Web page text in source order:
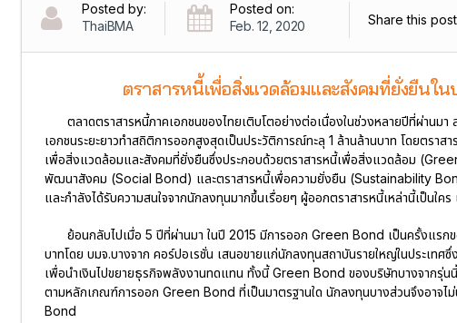
Posted by:
ThaiBMA
Posted on:
Feb. 12, 2020
Share this
ตราสารหนี้เพื่อสิ่งแวดล้อมและสังคมที่ยั่งยืนใน
ตลาดตราสารหนี้ภาคเอกชนของไทยเติบโตอย่างต่อเนื่องในช่วงหลายปีที่ผ่านมา
เอกชนระยะยาวทำสถิติการออกสูงสุดเป็นประวัติการณ์ทะลุ 1 ล้านล้านบาท โดยตราส
เพื่อสิ่งแวดล้อมและสังคมที่ยั่งยืนซึ่งประกอบด้วยตราสารหนี้เพื่อสิ่งแวดล้อม
พัฒนาสังคม (Social Bond) และตราสารหนี้เพื่อความยั่งยืน (Sustainability
และกำลังได้รับความสนใจจากนักลงทุนมากขึ้นเรื่อยๆ ผู้ออกตราสารหนี้เหล่านี้เป็นใคร
ย้อนกลับไปเมื่อ 5 ปีที่ผ่านมา ในปี 2015 มีการออก Green Bond เป็นครั้งแรก
บาทโดย บมจ.บางจาก คอร์ปอเรชั่น เสนอขายแก่นักลงทุนสถาบันรายใหญ่ในประเทศ
เพื่อนำเงินไปขยายธุรกิจพลังงานทดแทน ทั้งนี้ Green Bond ของบริษัทบางจากรุ่นนี้
ตามหลักเกณฑ์การออก Green Bond ที่เป็นมาตรฐานใด นักลงทุนบางส่วนจึงอาจไ
Bond